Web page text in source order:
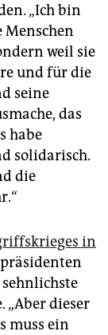
„Ich bin
Menschen
weil sie
und für die
seine
das
habe
solidarisch.
die
in
„Aber dieser
muss ein